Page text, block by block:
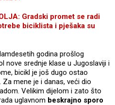
Gradski promet se radi
biciklista i pješaka su
godina prošlog
nove srednje klase u Jugoslaviji i
bicikl je još dugo ostao
mene je i danas, veći dio
Velikim dijelom i zato što
uglavnom beskrajno sporo